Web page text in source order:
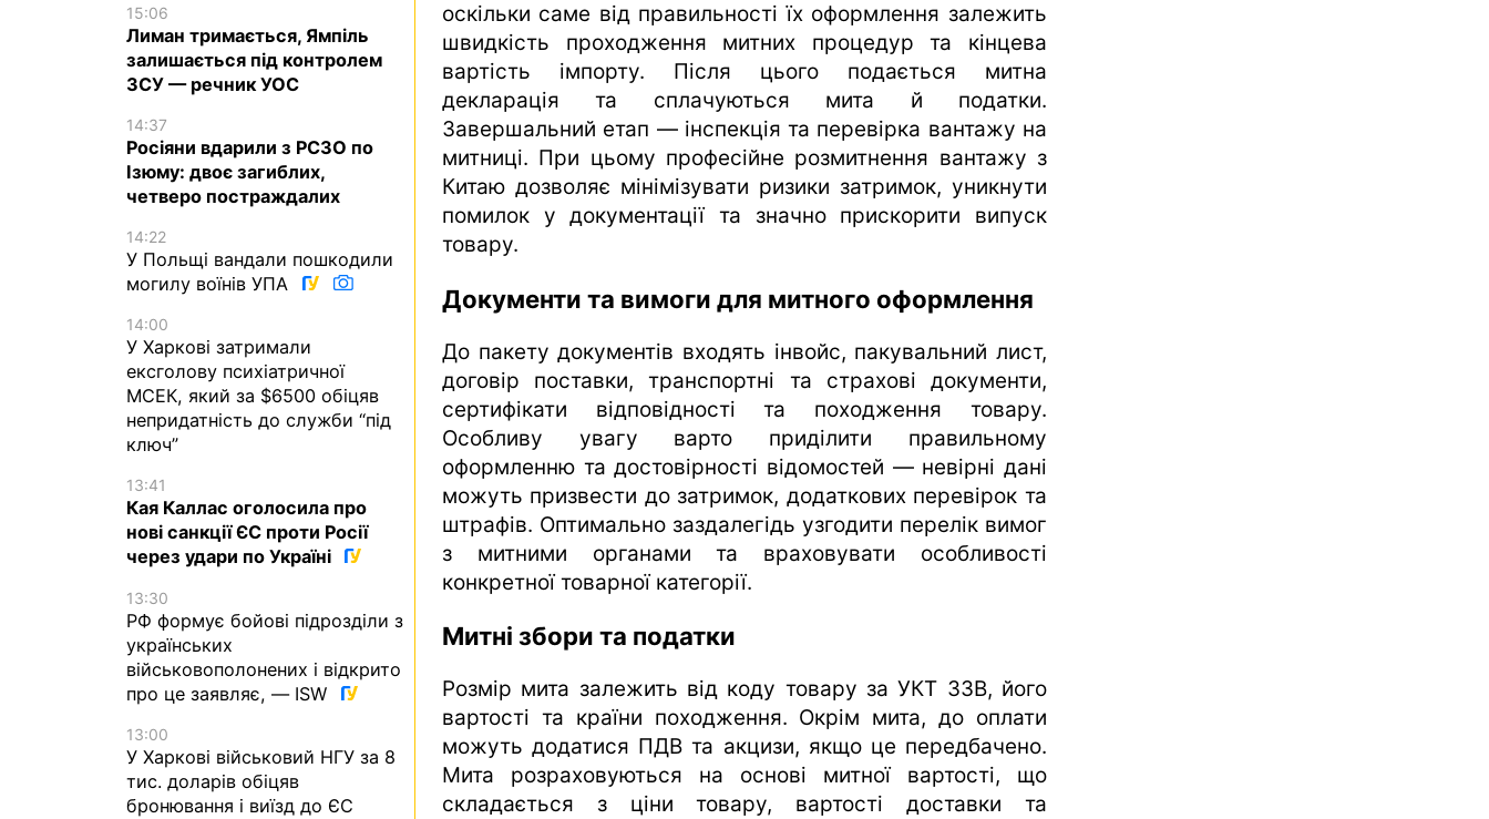
оскільки саме від правильності їх оформлення залежить
швидкість проходження митних процедур та кінцева
вартість імпорту. Після цього подається митна
декларація та сплачуються мита й податки.
Завершальний етап — інспекція та перевірка вантажу на
митниці. При цьому професійне розмитнення вантажу з
Китаю дозволяє мінімізувати ризики затримок, уникнути
помилок у документації та значно прискорити випуск
товару.
Документи та вимоги для митного оформлення
До пакету документів входять інвойс, пакувальний лист,
договір поставки, транспортні та страхові документи,
сертифікати відповідності та походження товару.
Особливу увагу варто приділити правильному
оформленню та достовірності відомостей — невірні дані
можуть призвести до затримок, додаткових перевірок та
штрафів. Оптимально заздалегідь узгодити перелік вимог
з митними органами та враховувати особливості
конкретної товарної категорії.
Митні збори та податки
Розмір мита залежить від коду товару за УКТ ЗЗВ, його
вартості та країни походження. Окрім мита, до оплати
можуть додатися ПДВ та акцизи, якщо це передбачено.
Мита розраховуються на основі митної вартості, що
складається з ціни товару, вартості доставки та
15:06
Лиман тримається, Ямпіль
залишається під контролем
ЗСУ — речник УОС
14:37
Росіяни вдарили з РСЗО по
Ізюму: двоє загиблих,
четверо постраждалих
14:22
У Польщі вандали пошкодили
могилу воїнів УПА
14:00
У Харкові затримали
ексголову психіатричної
МСЕК, який за $6500 обіцяв
непридатність до служби “під
ключ”
13:41
Кая Каллас оголосила про
нові санкції ЄС проти Росії
через удари по Україні
13:30
РФ формує бойові підрозділи з
українських
військовополонених і відкрито
про це заявляє, — ISW
13:00
У Харкові військовий НГУ за 8
тис. доларів обіцяв
бронювання і виїзд до ЄС